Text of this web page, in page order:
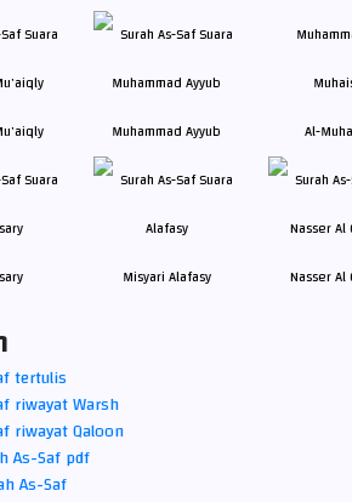
Muhammad Ayyub Al-
Misyari Alafasy Nasser Al
tertulis
riwayat Warsh
riwayat Qaloon
As-Saf pdf
As-Saf